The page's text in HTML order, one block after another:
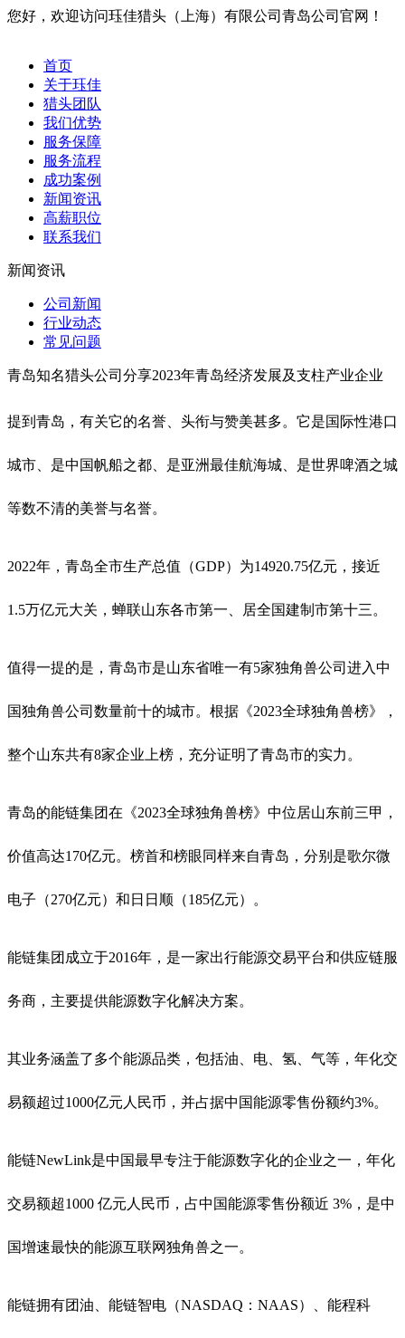
您好，欢迎访问珏佳猎头（上海）有限公司青岛公司官网！
首页
关于珏佳
猎头团队
我们优势
服务保障
服务流程
成功案例
新闻资讯
高薪职位
联系我们
新闻资讯
公司新闻
行业动态
常见问题
青岛知名猎头公司分享2023年青岛经济发展及支柱产业企业
提到青岛，有关它的名誉、头衔与赞美甚多。它是国际性港口
城市、是中国帆船之都、是亚洲最佳航海城、是世界啤酒之城
等数不清的美誉与名誉。
2022年，青岛全市生产总值（GDP）为14920.75亿元，接近
1.5万亿元大关，蝉联山东各市第一、居全国建制市第十三。
值得一提的是，青岛市是山东省唯一有5家独角兽公司进入中
国独角兽公司数量前十的城市。根据《2023全球独角兽榜》，
整个山东共有8家企业上榜，充分证明了青岛市的实力。
青岛的能链集团在《2023全球独角兽榜》中位居山东前三甲，
价值高达170亿元。榜首和榜眼同样来自青岛，分别是歌尔微
电子（270亿元）和日日顺（185亿元）。
能链集团成立于2016年，是一家出行能源交易平台和供应链服
务商，主要提供能源数字化解决方案。
其业务涵盖了多个能源品类，包括油、电、氢、气等，年化交
易额超过1000亿元人民币，并占据中国能源零售份额约3%。
能链NewLink是中国最早专注于能源数字化的企业之一，年化
交易额超1000 亿元人民币，占中国能源零售份额近 3%，是中
国增速最快的能源互联网独角兽之一。
能链拥有团油、能链智电（NASDAQ：NAAS）、能程科